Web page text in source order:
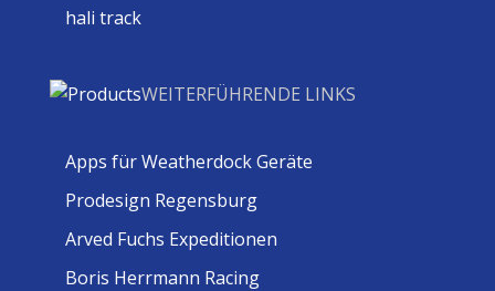
hali track
WEITERFÜHRENDE LINKS
Apps für Weatherdock Geräte
Prodesign Regensburg
Arved Fuchs Expeditionen
Boris Herrmann Racing